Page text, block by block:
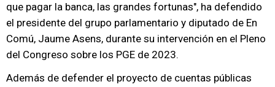
que pagar la banca, las grandes fortunas", ha defendido
el presidente del grupo parlamentario y diputado de En
Comú, Jaume Asens, durante su intervención en el Pleno
del Congreso sobre los PGE de 2023.
Además de defender el proyecto de cuentas públicas